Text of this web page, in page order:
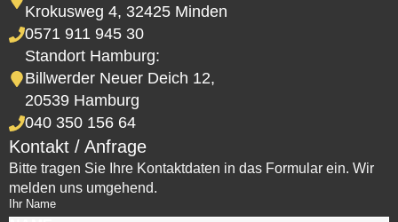
Krokusweg 4, 32425 Minden
0571 911 945 30
Standort Hamburg:
Billwerder Neuer Deich 12,
20539 Hamburg
040 350 156 64
Kontakt / Anfrage
Bitte tragen Sie Ihre Kontaktdaten in das Formular ein. Wir
melden uns umgehend.
Ihr Name